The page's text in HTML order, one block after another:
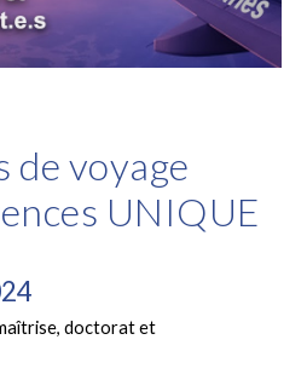
de voyage
UNIQUE
doctorat et